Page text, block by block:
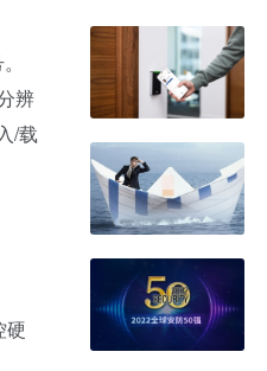
辨
/载
硬